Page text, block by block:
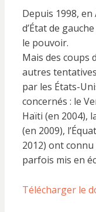
Depuis 1998,
d’État de
le pouvoir.
Mais des coups
autres
par les États-
concernés : le
Haïti (en 2004),
(en 2009),
2012) ont
parfois mis en
Télécharger le